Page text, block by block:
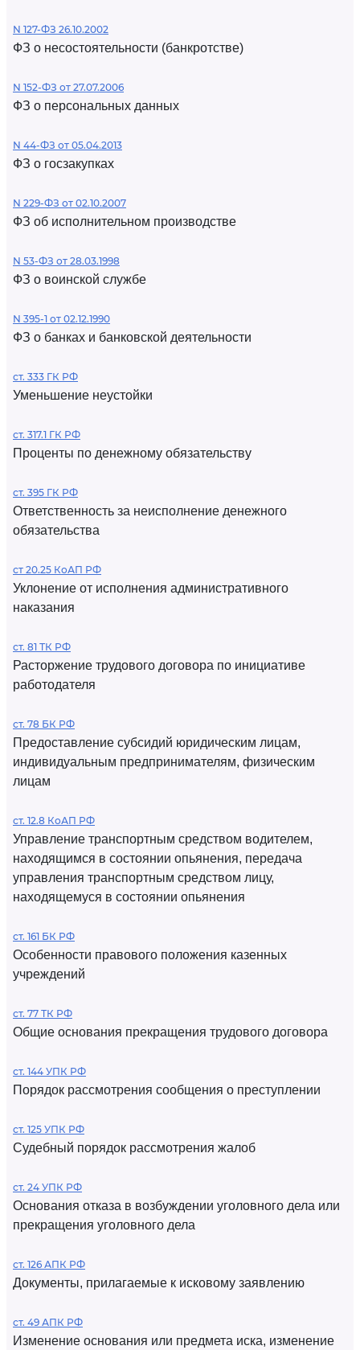
N 127-ФЗ 26.10.2002
ФЗ о несостоятельности (банкротстве)
N 152-ФЗ от 27.07.2006
ФЗ о персональных данных
N 44-ФЗ от 05.04.2013
ФЗ о госзакупках
N 229-ФЗ от 02.10.2007
ФЗ об исполнительном производстве
N 53-ФЗ от 28.03.1998
ФЗ о воинской службе
N 395-1 от 02.12.1990
ФЗ о банках и банковской деятельности
ст. 333 ГК РФ
Уменьшение неустойки
ст. 317.1 ГК РФ
Проценты по денежному обязательству
ст. 395 ГК РФ
Ответственность за неисполнение денежного
обязательства
ст 20.25 КоАП РФ
Уклонение от исполнения административного
наказания
ст. 81 ТК РФ
Расторжение трудового договора по инициативе
работодателя
ст. 78 БК РФ
Предоставление субсидий юридическим лицам,
индивидуальным предпринимателям, физическим
лицам
ст. 12.8 КоАП РФ
Управление транспортным средством водителем,
находящимся в состоянии опьянения, передача
управления транспортным средством лицу,
находящемуся в состоянии опьянения
ст. 161 БК РФ
Особенности правового положения казенных
учреждений
ст. 77 ТК РФ
Общие основания прекращения трудового договора
ст. 144 УПК РФ
Порядок рассмотрения сообщения о преступлении
ст. 125 УПК РФ
Судебный порядок рассмотрения жалоб
ст. 24 УПК РФ
Основания отказа в возбуждении уголовного дела или
прекращения уголовного дела
ст. 126 АПК РФ
Документы, прилагаемые к исковому заявлению
ст. 49 АПК РФ
Изменение основания или предмета иска, изменение